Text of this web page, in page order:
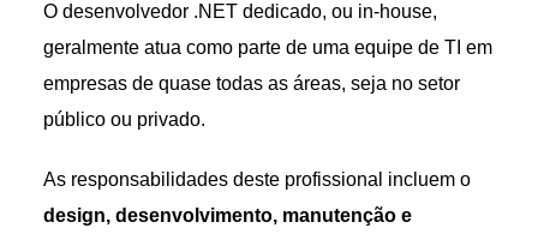
O desenvolvedor .NET dedicado, ou in-house,
geralmente atua como parte de uma equipe de TI em
empresas de quase todas as áreas, seja no setor
público ou privado.
As responsabilidades deste profissional incluem o
design, desenvolvimento, manutenção e